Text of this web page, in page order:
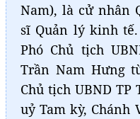
Nam), là cử nhân
sĩ Quản lý kinh
Phó Chủ tịch
Trần Nam Hưng
Chủ tịch UBND TP
uỷ Tam kỳ, Chánh